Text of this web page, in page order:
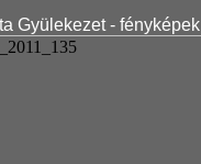
Gyülekezet - fényképek